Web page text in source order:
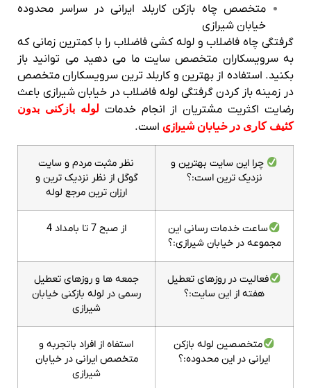
متخصص چاه بازکن کاربلد ایرانی در سراسر محدوده
خیابان شیرازی
گرفتگی چاه فاضلاب و لوله کشی فاضلاب را با کمترین زمانی که
به سرویسکاران متخصص سایت ما می دهید می توانید باز
بکنید. استفاده از بهترین و کاربلد ترین سرویسکاران متخصص
در زمینه باز کردن گرفتگی لوله فاضلاب در خیابان شیرازی باعث
رضایت اکثریت مشتریان از انجام خدمات لوله بازکنی بدون
کثیف کاری در خیابان شیرازی است.
چرا این سایت بهترین و
نزدیک ترین است:؟
نظر مثبت مردم و سایت
گوگل از نظر نزدیک ترین و
ارزان ترین مرجع لوله
ساعت خدمات رسانی این
مجموعه در خیابان شیرازی:؟
از صبح 7 تا بامداد 4
فعالیت در روزهای تعطیل
هفته از این سایت:؟
جمعه ها و روزهای تعطیل
رسمی در لوله بازکنی خیابان
شیرازی
متخصصین لوله بازکن
ایرانی در این محدوده:؟
استفاه از افراد باتجربه و
متخصص ایرانی در خیابان
شیرازی